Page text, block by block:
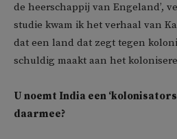
de heerschappij van Engeland’,
studie kwam ik het verhaal van
dat een land dat zegt tegen
schuldig maakt aan het
U noemt India een
daarmee?